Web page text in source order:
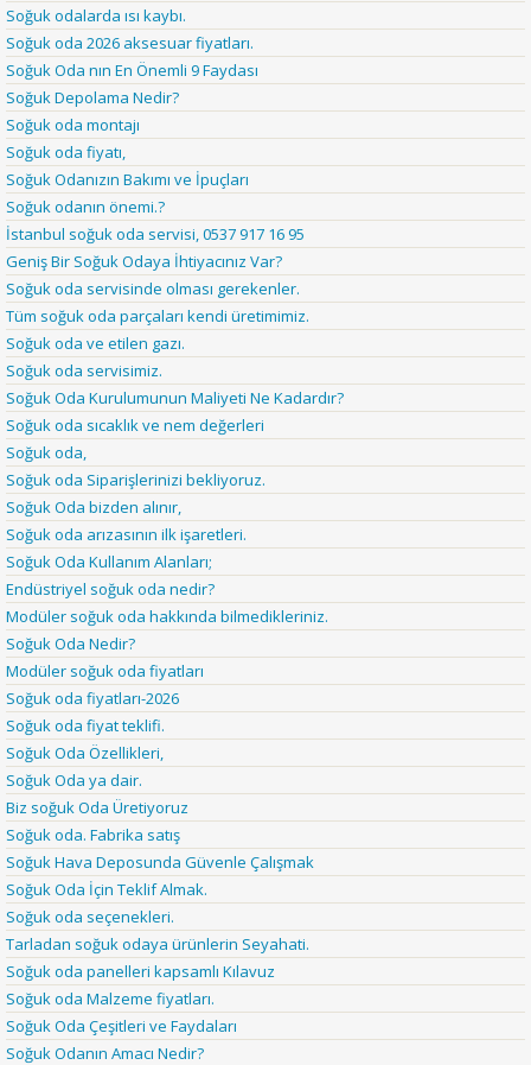
Soğuk odalarda ısı kaybı.
Soğuk oda 2026 aksesuar fiyatları.
Soğuk Oda nın En Önemli 9 Faydası
Soğuk Depolama Nedir?
Soğuk oda montajı
Soğuk oda fiyatı,
Soğuk Odanızın Bakımı ve İpuçları
Soğuk odanın önemi.?
İstanbul soğuk oda servisi, 0537 917 16 95
Geniş Bir Soğuk Odaya İhtiyacınız Var?
Soğuk oda servisinde olması gerekenler.
Tüm soğuk oda parçaları kendi üretimimiz.
Soğuk oda ve etilen gazı.
Soğuk oda servisimiz.
Soğuk Oda Kurulumunun Maliyeti Ne Kadardır?
Soğuk oda sıcaklık ve nem değerleri
Soğuk oda,
Soğuk oda Siparişlerinizi bekliyoruz.
Soğuk Oda bizden alınır,
Soğuk oda arızasının ilk işaretleri.
Soğuk Oda Kullanım Alanları;
Endüstriyel soğuk oda nedir?
Modüler soğuk oda hakkında bilmedikleriniz.
Soğuk Oda Nedir?
Modüler soğuk oda fiyatları
Soğuk oda fiyatları-2026
Soğuk oda fiyat teklifi.
Soğuk Oda Özellikleri,
Soğuk Oda ya dair.
Biz soğuk Oda Üretiyoruz
Soğuk oda. Fabrika satış
Soğuk Hava Deposunda Güvenle Çalışmak
Soğuk Oda İçin Teklif Almak.
Soğuk oda seçenekleri.
Tarladan soğuk odaya ürünlerin Seyahati.
Soğuk oda panelleri kapsamlı Kılavuz
Soğuk oda Malzeme fiyatları.
Soğuk Oda Çeşitleri ve Faydaları
Soğuk Odanın Amacı Nedir?